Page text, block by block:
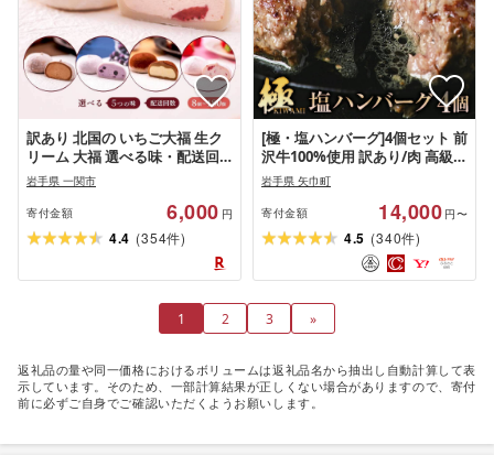
訳あり 北国の いちご大福 生ク
リーム 大福 選べる味・配送回
数 8個 〜180個 ふるさと納税 ス
イーツ アイス いちご チョコ テ
ィラミス デザート お菓子 ギフ
ト 個包装 和菓子 おやつ 冷凍 フ
ルーツ大福 人気 おすすめ 定期
岩手県 一関市
寄付金額 6,000 円
4.4 (354件)
[極・塩ハンバーグ]4個セット 前
沢牛100%使用 訳あり/肉 高級
牛 牛肉 和牛 前沢牛 奥州 ブラン
ド牛 極 国産 塩 岩塩 個包装 人気
返礼品 バーベキュー おいしい
冷凍 小分け おすすめ おかず 夕
食 お弁当 ランチ はんばーぐ 夕
飯 お祝い 父の日 母の日 記念日
送料無料 プレゼント ギフト 贈
答 おすすめ お取り寄せ
岩手県 矢巾町
寄付金額 14,000 円〜
4.5 (340件)
1 2 3 »
返礼品の量や同一価格におけるボリュームは返礼品名から抽出し自動計算して表
示しています。そのため、一部計算結果が正しくない場合がありますので、寄付
前に必ずご自身でご確認いただくようお願いします。